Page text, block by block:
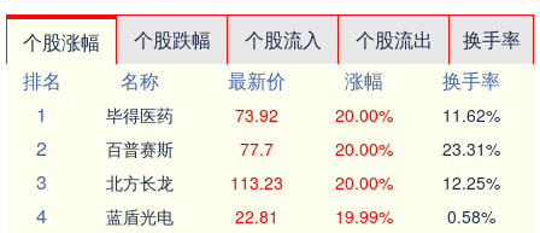
个股涨幅 个股跌幅 个股流入 个股流出
换手率
排名
名称 最新价 涨幅
换手率
1
毕得医药 73.92 20.00% 11.62%
2 百普赛斯 77.7 20.00% 23.31%
3 北方长龙 113.23 20.00% 12.25%
4 蓝盾光电 22.81 19.99% 0.58%